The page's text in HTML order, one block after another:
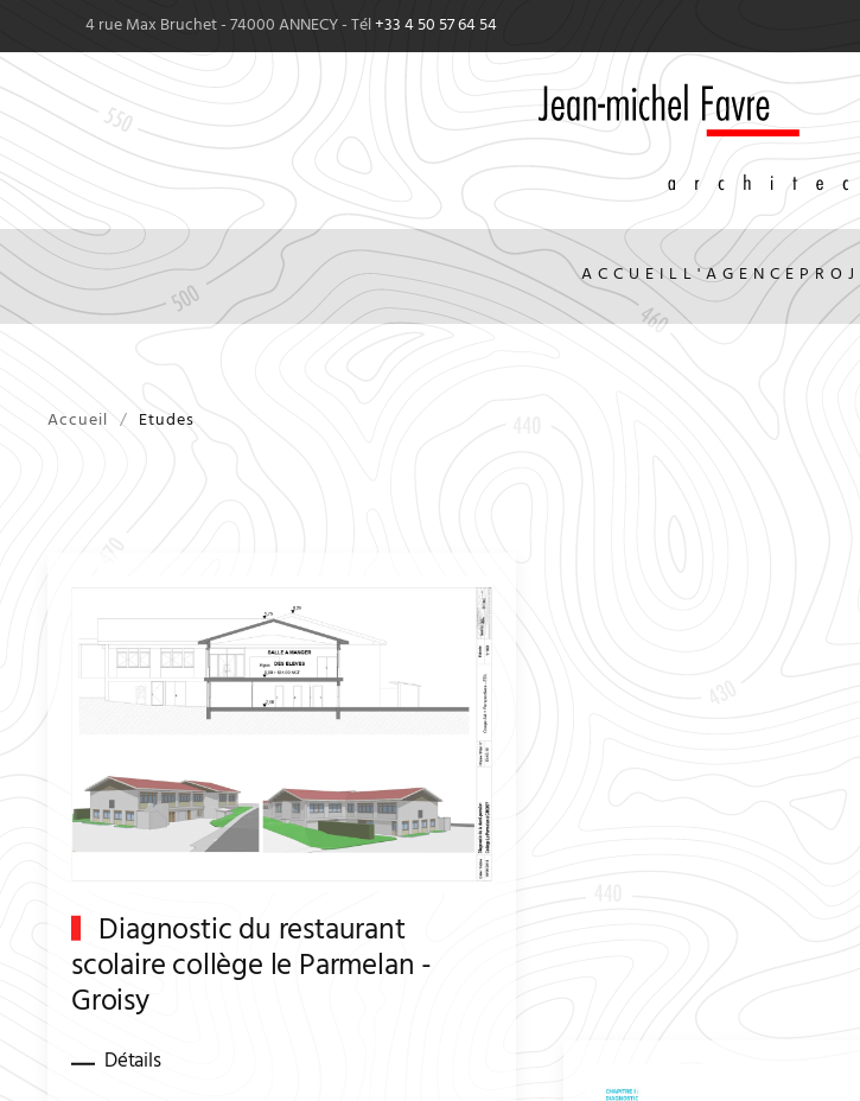
4 rue Max Bruchet - 74000 ANNECY - Tél+33 4 50 57 64 54
ACCUEILL'AGENCE
Accueil Etudes
Diagnostic du restaurant
scolaire collège le Parmelan -
Groisy
Détails